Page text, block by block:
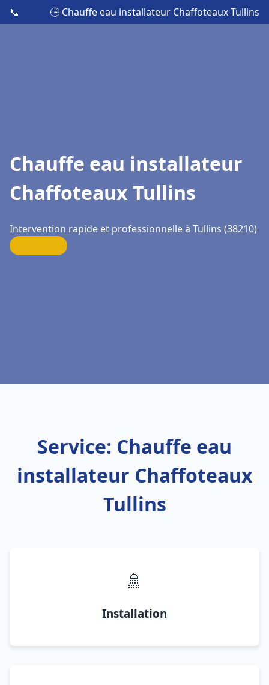
📞 🕒 Chauffe eau installateur Chaffoteaux Tullins
Chauffe eau installateur
Chaffoteaux Tullins
Intervention rapide et professionnelle à Tullins (38210)
Service: Chauffe eau
installateur Chaffoteaux
Tullins
🚿
Installation